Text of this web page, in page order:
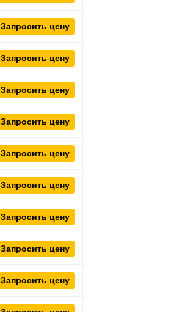
Запросить цену
Запросить цену
Запросить цену
Запросить цену
Запросить цену
Запросить цену
Запросить цену
Запросить цену
Запросить цену